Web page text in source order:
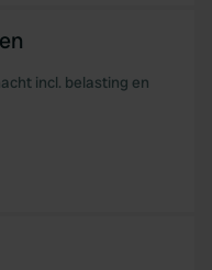
incl. belasting en